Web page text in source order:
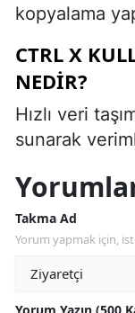
kopyalama
CTRL X
NEDIR?
Hızlı veri
sunarak
Takma Ad
Yorum yapmak için,